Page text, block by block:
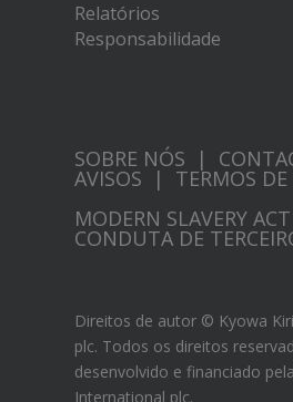
Relatórios
Responsabilidade
SOBRE NÓS |
AVISOS | TERMOS
MODERN SLAVERY ACT
CONDUTA DE
Direitos de autor © Kyowa
plc. Todos os direitos
desenvolvido e financiado
International plc.